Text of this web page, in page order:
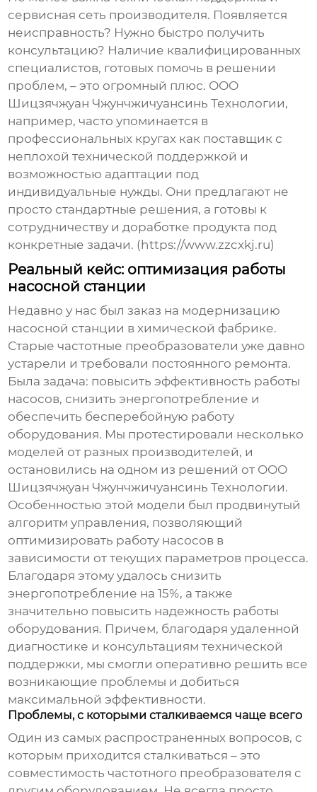
сервисная сеть производителя. Появляется
неисправность? Нужно быстро получить
консультацию? Наличие квалифицированных
специалистов, готовых помочь в решении
проблем, – это огромный плюс. ООО
Шицзячжуан Чжунчжичуансинь Технологии,
например, часто упоминается в
профессиональных кругах как поставщик с
неплохой технической поддержкой и
возможностью адаптации под
индивидуальные нужды. Они предлагают не
просто стандартные решения, а готовы к
сотрудничеству и доработке продукта под
конкретные задачи. (https://www.zzcxkj.ru)
Реальный кейс: оптимизация работы
насосной станции
Недавно у нас был заказ на модернизацию
насосной станции в химической фабрике.
Старые частотные преобразователи уже давно
устарели и требовали постоянного ремонта.
Была задача: повысить эффективность работы
насосов, снизить энергопотребление и
обеспечить бесперебойную работу
оборудования. Мы протестировали несколько
моделей от разных производителей, и
остановились на одном из решений от ООО
Шицзячжуан Чжунчжичуансинь Технологии.
Особенностью этой модели был продвинутый
алгоритм управления, позволяющий
оптимизировать работу насосов в
зависимости от текущих параметров процесса.
Благодаря этому удалось снизить
энергопотребление на 15%, а также
значительно повысить надежность работы
оборудования. Причем, благодаря удаленной
диагностике и консультациям технической
поддержки, мы смогли оперативно решить все
возникающие проблемы и добиться
максимальной эффективности.
Проблемы, с которыми сталкиваемся чаще всего
Один из самых распространенных вопросов, с
которым приходится сталкиваться – это
совместимость частотного преобразователя с